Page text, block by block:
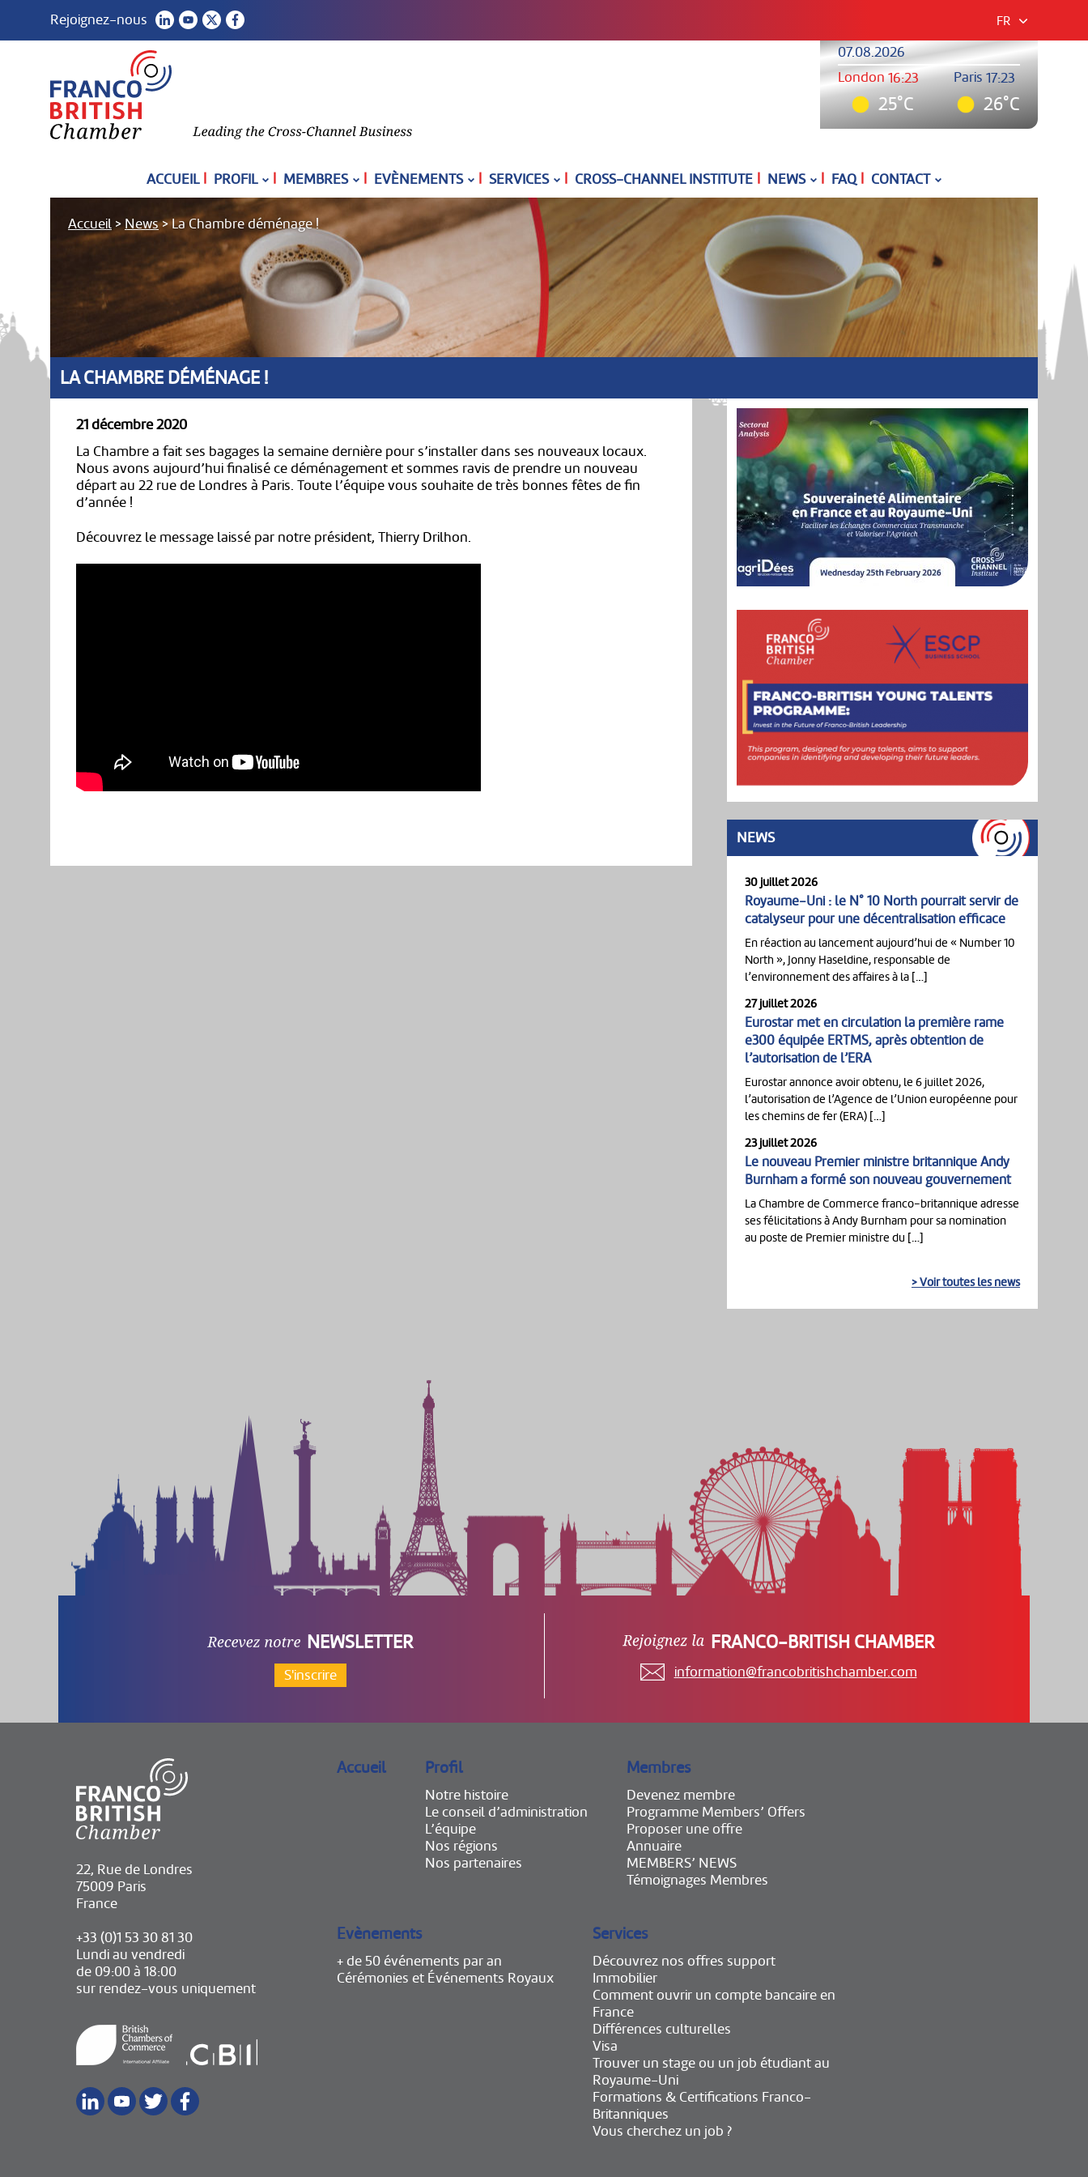
Rejoignez-nous FR
07.08.2026
London16:23
25°C
Paris 17:23
26°C
ACCUEIL PROFIL MEMBRES EVÈNEMENTS SERVICES CROSS-CHANNEL INSTITUTE NEWS FAQ CONTACT
Accueil >News>La Chambre déménage !
LA CHAMBRE DÉMÉNAGE !
21 décembre 2020
La Chambre a fait ses bagages la semaine dernière pour s’installer dans ses nouveaux locaux.
Nous avons aujourd’hui finalisé ce déménagement et sommes ravis de prendre un nouveau
départ au 22 rue de Londres à Paris. Toute l’équipe vous souhaite de très bonnes fêtes de fin
d’année !
Découvrez le message laissé par notre président, Thierry Drilhon.
NEWS
30 juillet 2026
Royaume-Uni : le N° 10 North pourrait servir de
catalyseur pour une décentralisation efficace
En réaction au lancement aujourd’hui de « Number 10
North », Jonny Haseldine, responsable de
l’environnement des affaires à la […]
27 juillet 2026
Eurostar met en circulation la première rame
e300 équipée ERTMS, après obtention de
l’autorisation de l’ERA
Eurostar annonce avoir obtenu, le 6 juillet 2026,
l’autorisation de l’Agence de l’Union européenne pour
les chemins de fer (ERA) […]
23 juillet 2026
Le nouveau Premier ministre britannique Andy
Burnham a formé son nouveau gouvernement
La Chambre de Commerce franco-britannique adresse
ses félicitations à Andy Burnham pour sa nomination
au poste de Premier ministre du […]
> Voir toutes les news
NEWSLETTER
S'inscrire
FRANCO-BRITISH CHAMBER
information@francobritishchamber.com
22, Rue de Londres
75009 Paris
France
+33 (0)1 53 30 81 30
Lundi au vendredi
de 09:00 à 18:00
sur rendez-vous uniquement
Accueil Profil
Notre histoire
Le conseil d’administration
L’équipe
Nos régions
Nos partenaires
Membres
Devenez membre
Programme Members’ Offers
Proposer une offre
Annuaire
MEMBERS’ NEWS
Témoignages Membres
Evènements
+ de 50 événements par an
Cérémonies et Événements Royaux
Services
Découvrez nos offres support
Immobilier
Comment ouvrir un compte bancaire en
France
Différences culturelles
Visa
Trouver un stage ou un job étudiant au
Royaume-Uni
Formations & Certifications Franco-
Britanniques
Vous cherchez un job ?